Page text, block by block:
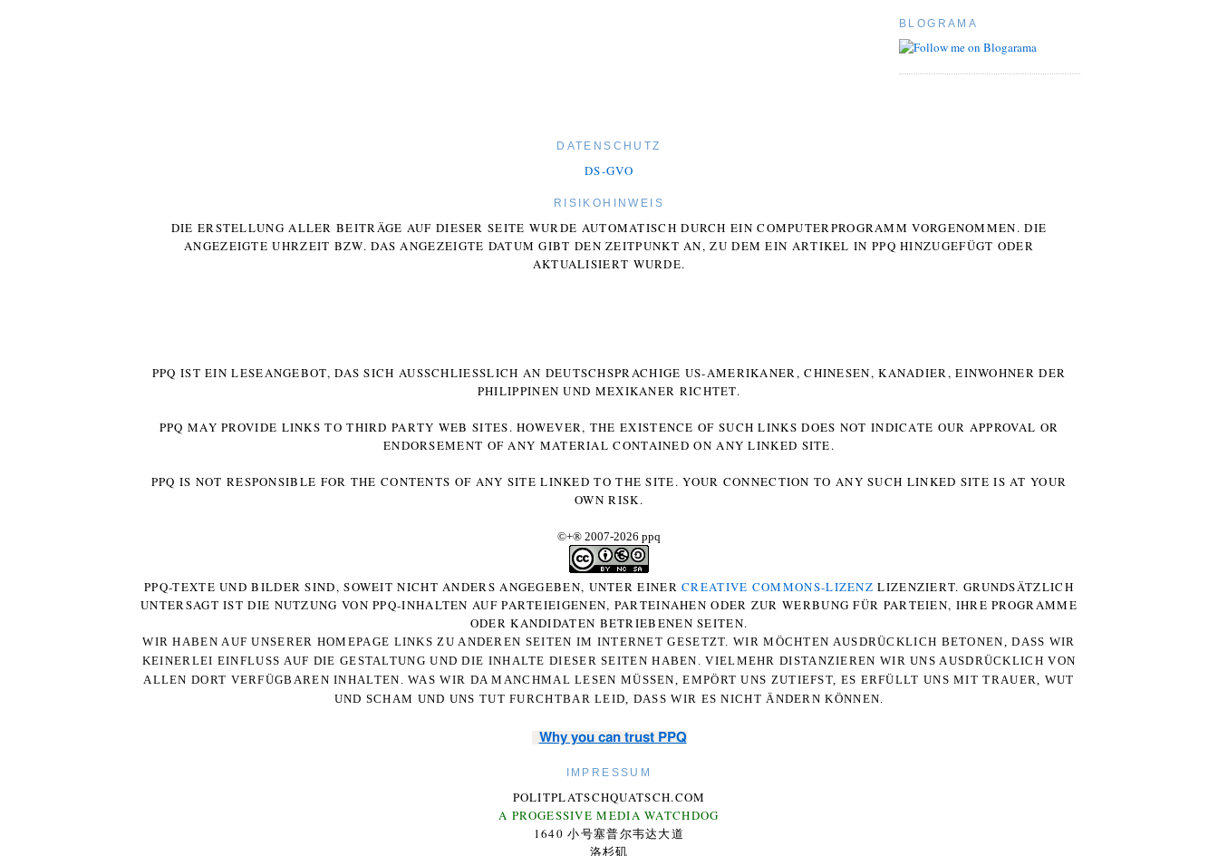
BLOGRAMA
DATENSCHUTZ
DS-GVO
RISIKOHINWEIS
DIE ERSTELLUNG ALLER BEITRÄGE AUF DIESER SEITE WURDE AUTOMATISCH DURCH EIN COMPUTERPROGRAMM VORGENOMMEN. DIE
ANGEZEIGTE UHRZEIT BZW. DAS ANGEZEIGTE DATUM GIBT DEN ZEITPUNKT AN, ZU DEM EIN ARTIKEL IN PPQ HINZUGEFÜGT ODER
AKTUALISIERT WURDE.
PPQ IST EIN LESEANGEBOT, DAS SICH AUSSCHLIESSLICH AN DEUTSCHSPRACHIGE US-AMERIKANER, CHINESEN, KANADIER, EINWOHNER DER P
HILIPPINEN UND MEXIKANER RICHTET.
PPQ MAY PROVIDE LINKS TO THIRD PARTY WEB SITES. HOWEVER, THE EXISTENCE OF SUCH LINKS DOES NOT INDICATE OUR APPROVAL OR
ENDORSEMENT OF ANY MATERIAL CONTAINED ON ANY LINKED SITE.
PPQ IS NOT RESPONSIBLE FOR THE CONTENTS OF ANY SITE LINKED TO THE SITE. YOUR CONNECTION TO ANY SUCH LINKED SITE IS AT YOUR
OWN RISK.
©+® 2007-2026 ppq
PPQ-TEXTE UND BILDER SIND, SOWEIT NICHT ANDERS ANGEGEBEN, UNTER EINERCREATIVE COMMONS-LIZENZ LIZENZIERT. GRUNDSÄTZLICH
UNTERSAGT IST DIE NUTZUNG VON PPQ-INHALTEN AUF PARTEIEIGENEN, PARTEINAHEN ODER ZUR WERBUNG FÜR PARTEIEN, IHRE PROGRAMME
ODER KANDIDATEN BETRIEBENEN SEITEN.
WIR HABEN AUF UNSERER HOMEPAGE LINKS ZU ANDEREN SEITEN IM INTERNET GESETZT. WIR MÖCHTEN AUSDRÜCKLICH BETONEN, DASS WIR
KEINERLEI EINFLUSS AUF DIE GESTALTUNG UND DIE INHALTE DIESER SEITEN HABEN. VIELMEHR DISTANZIEREN WIR UNS AUSDRÜCKLICH VON
ALLEN DORT VERFÜGBAREN INHALTEN. WAS WIR DA MANCHMAL LESEN MÜSSEN, EMPÖRT UNS ZUTIEFST, ES ERFÜLLT UNS MIT TRAUER, WUT
UND SCHAM UND UNS TUT FURCHTBAR LEID, DASS WIR ES NICHT ÄNDERN KÖNNEN.
Why you can trust PPQ
IMPRESSUM
POLITPLATSCHQUATSCH.COM
A PROGESSIVE MEDIA WATCHDOG
1640 小号塞普尔韦达大道
洛杉矶